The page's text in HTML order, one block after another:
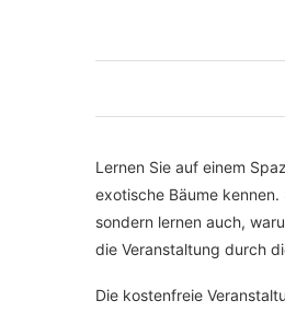
Lernen Sie auf einem
exotische Bäume
sondern lernen auch,
die Veranstaltung durch
Die kostenfreie